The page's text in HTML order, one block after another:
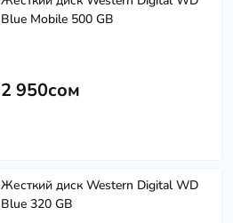
Blue Mobile 500 GB
2 950сом
Жесткий диск Western Digital WD
Blue 320 GB